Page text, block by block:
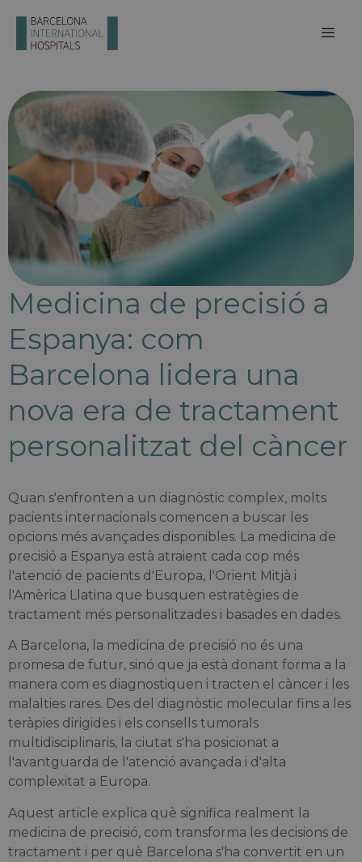
Medicina de precisió a
Espanya: com
Barcelona lidera una
nova era de tractament
personalitzat del càncer
Quan s'enfronten a un diagnòstic complex, molts
pacients internacionals comencen a buscar les
opcions més avançades disponibles. La medicina de
precisió a Espanya està atraient cada cop més
l'atenció de pacients d'Europa, l'Orient Mitjà i
l'Amèrica Llatina que busquen estratègies de
tractament més personalitzades i basades en dades.
A Barcelona, la medicina de precisió no és una
promesa de futur, sinó que ja està donant forma a la
manera com es diagnostiquen i tracten el càncer i les
malalties rares. Des del diagnòstic molecular fins a les
teràpies dirigides i els consells tumorals
multidisciplinaris, la ciutat s'ha posicionat a
l'avantguarda de l'atenció avançada i d'alta
complexitat a Europa.
Aquest article explica què significa realment la
medicina de precisió, com transforma les decisions de
tractament i per què Barcelona s'ha convertit en un